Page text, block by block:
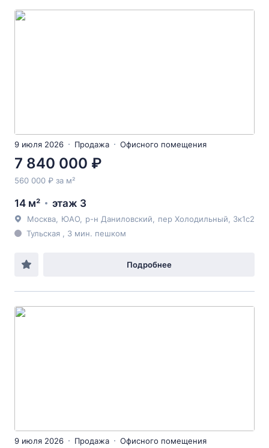
9 июля 2026 Продажа Офисного помещения
7 840 000 ₽
560 000 ₽ за м²
14 м² этаж 3
Москва ЮАО р-н Даниловский пер Холодильный , 3к1с2
Тульская , 3 мин. пешком
Подробнее
9 июля 2026 Продажа Офисного помещения